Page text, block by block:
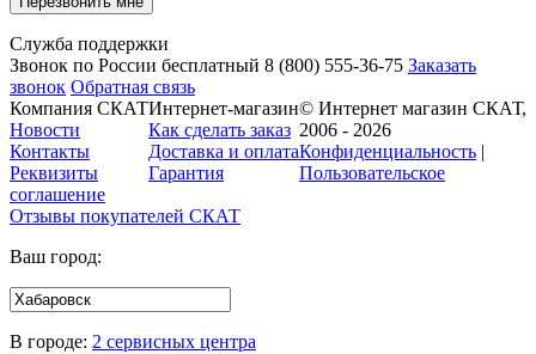
Служба поддержки
Звонок по России бесплатный 8 (800) 555-36-75 Заказать
звонок Обратная связь
Компания СКАТ
Новости
Контакты
Реквизиты
Интернет-магазин
Как сделать заказ
Доставка и оплата
Гарантия
© Интернет магазин СКАТ,
2006 - 2026
Конфиденциальность |
Пользовательское
соглашение
Отзывы покупателей СКАТ
Ваш город:
В городе: 2 сервисных центра